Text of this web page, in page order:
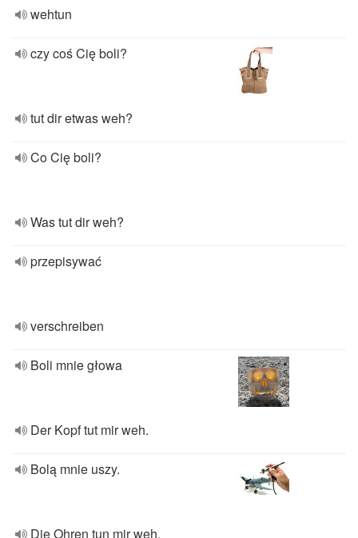
wehtun
czy coś Cię boli?
tut dir etwas weh?
Co Cię boli?
Was tut dir weh?
przepisywać
verschreiben
Boli mnie głowa
Der Kopf tut mir weh.
Bolą mnie uszy.
Die Ohren tun mir weh.